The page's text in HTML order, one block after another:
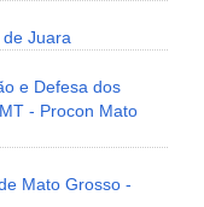
Juara
e Defesa dos
- Procon Mato
Mato Grosso -